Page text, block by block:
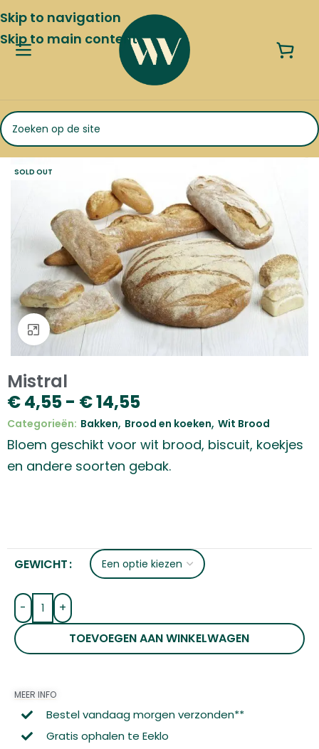
Skip to navigation
Skip to main content
SOLD OUT
Klik om te vergroten
Mistral
€4,55- €14,55
Categorieën: Bakken, Brood en koeken, Wit Brood
Bloem geschikt voor wit brood, biscuit, koekjes
en andere soorten gebak.
GEWICHT
-
+
TOEVOEGEN AAN WINKELWAGEN
MEER INFO
Bestel vandaag morgen verzonden**
Gratis ophalen te Eeklo